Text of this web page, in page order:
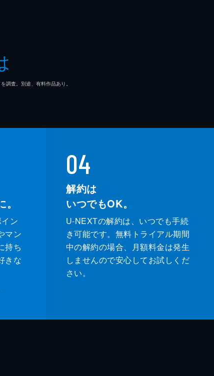
調査。別途、有料作品あり。
ン
マン
持ち
きな
04
解約は
いつでもOK。
U-NEXTの解約は、いつでも手続
き可能です。無料トライアル期間
中の解約の場合、月額料金は発生
しませんので安心してお試しくだ
さい。